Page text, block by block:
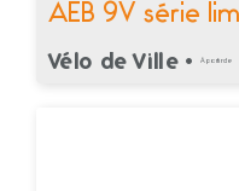
AEB 9V série
Vélo de Ville • À partir de